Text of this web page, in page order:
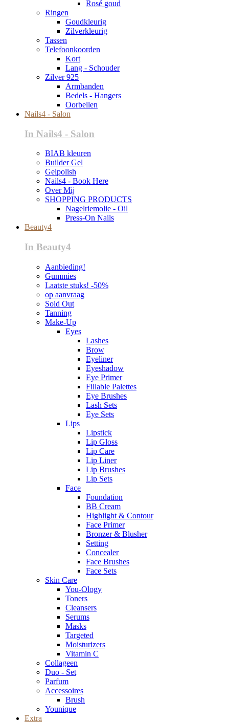
Rosé goud
Ringen
Goudkleurig
Zilverkleurig
Tassen
Telefoonkoorden
Kort
Lang - Schouder
Zilver 925
Armbanden
Bedels - Hangers
Oorbellen
Nails4 - Salon
In Nails4 - Salon
BIAB kleuren
Builder Gel
Gelpolish
Nails4 - Book Here
Over Mij
SHOPPING PRODUCTS
Nagelriemolie - Oil
Press-On Nails
Beauty4
In Beauty4
Aanbieding!
Gummies
Laatste stuks! -50%
op aanvraag
Sold Out
Tanning
Make-Up
Eyes
Lashes
Brow
Eyeliner
Eyeshadow
Eye Primer
Fillable Palettes
Eye Brushes
Lash Sets
Eye Sets
Lips
Lipstick
Lip Gloss
Lip Care
Lip Liner
Lip Brushes
Lip Sets
Face
Foundation
BB Cream
Highlight & Contour
Face Primer
Bronzer & Blusher
Setting
Concealer
Face Brushes
Face Sets
Skin Care
You-Ology
Toners
Cleansers
Serums
Masks
Targeted
Moisturizers
Vitamin C
Collageen
Duo - Set
Parfum
Accessoires
Brush
Younique
Extra